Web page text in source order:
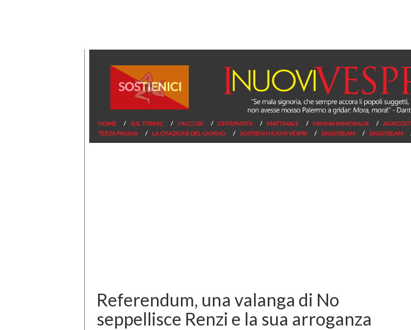
HOME SUL TITANIC J’ACCUSE L’INTERVISTA MATTINALE MINIMA IMMORALIA
TERZA PAGINA
LA CITAZIONE DEL GIORNO SOSTIENI I NUOVI VESPRI DIGISTREAM DIGISTREAM
Referendum, una valanga di No
seppellisce Renzi e la sua arroganza